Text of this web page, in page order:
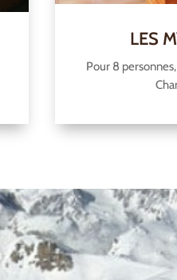
LES
Pour 8